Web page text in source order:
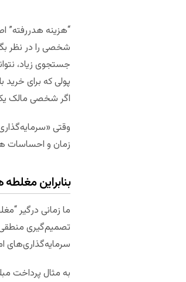
“هزینه هدررفته”
شخصی را در نظر
جستجوی زیاد،
پولی که برای
اگر شخصی مالک یک
وقتی
زمان و احساسات
بنابراین
ما زمانی درگیر
تصمیم‌گیری منطقی
سرمایه‌گذاری‌های
به مثال پرداخت